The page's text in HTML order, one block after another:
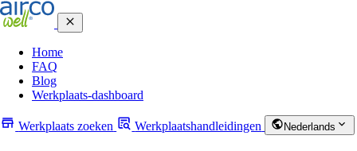
Home
FAQ
Blog
Werkplaats-dashboard
Werkplaats zoeken Werkplaatshandleidingen Nederlands